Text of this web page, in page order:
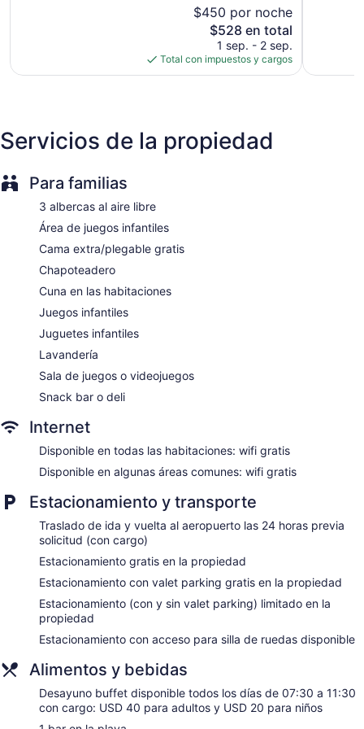
2 bares junto a la alberca
3 bares o lounges
Snack bar o deli
Toallas de playa
Sombrillas
Camastros en la alberca
Centro de conferencias
Centro de negocios
Desayuno disponible (con cargo)
Café o té en las áreas comunes
Servicio de lavandería o tintorería
Lavandería
Servicio de recepción las 24 horas
Check-in exprés
Resguardo de equipaje
Caja de seguridad en la recepción
Asistencia turística y para la compra de entradas
Servicios de concierge
Sala de juegos o videojuegos
Biblioteca
Terraza
Jardín
Asador
Área de picnic
Periódicos gratis
Botones
Áreas designadas para fumadores
Bar en la playa
$450 por noche
El
precio
actual
es
$528 en total
1 sep. - 2 sep.
Total con impuestos y cargos
Servicios de la propiedad
Para familias
3 albercas al aire libre
Área de juegos infantiles
Cama extra/plegable gratis
Chapoteadero
Cuna en las habitaciones
Juegos infantiles
Juguetes infantiles
Lavandería
Sala de juegos o videojuegos
Snack bar o deli
Internet
Disponible en todas las habitaciones: wifi gratis
Disponible en algunas áreas comunes: wifi gratis
Estacionamiento y transporte
Traslado de ida y vuelta al aeropuerto las 24 horas previa
solicitud (con cargo)
Estacionamiento gratis en la propiedad
Estacionamiento con valet parking gratis en la propiedad
Estacionamiento (con y sin valet parking) limitado en la
propiedad
Estacionamiento con acceso para silla de ruedas disponible
Alimentos y bebidas
Desayuno buffet disponible todos los días de 07:30 a 11:30
con cargo: USD 40 para adultos y USD 20 para niños